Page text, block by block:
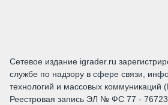
Сетевое издание igrader.ru
службе по надзору в сфере связи,
технологий и массовых коммуникаций
Реестровая запись ЭЛ № ФС 77 -